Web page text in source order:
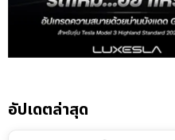
อัปเดตล่าสุด